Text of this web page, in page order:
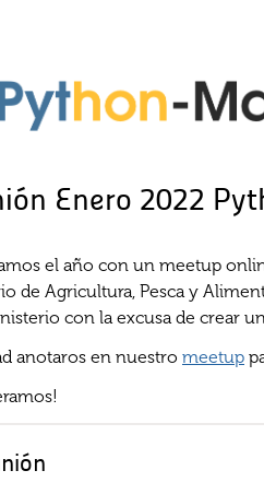
Enero 2022
el año con un meetup
de Agricultura, Pesca y
con la excusa de crear
anotaros en nuestro meetup